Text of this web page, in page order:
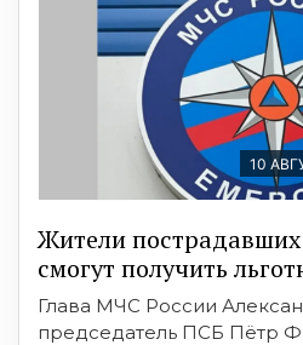
10
Жители
смогут получить
Глава МЧС России
председатель ПСБ Пётр